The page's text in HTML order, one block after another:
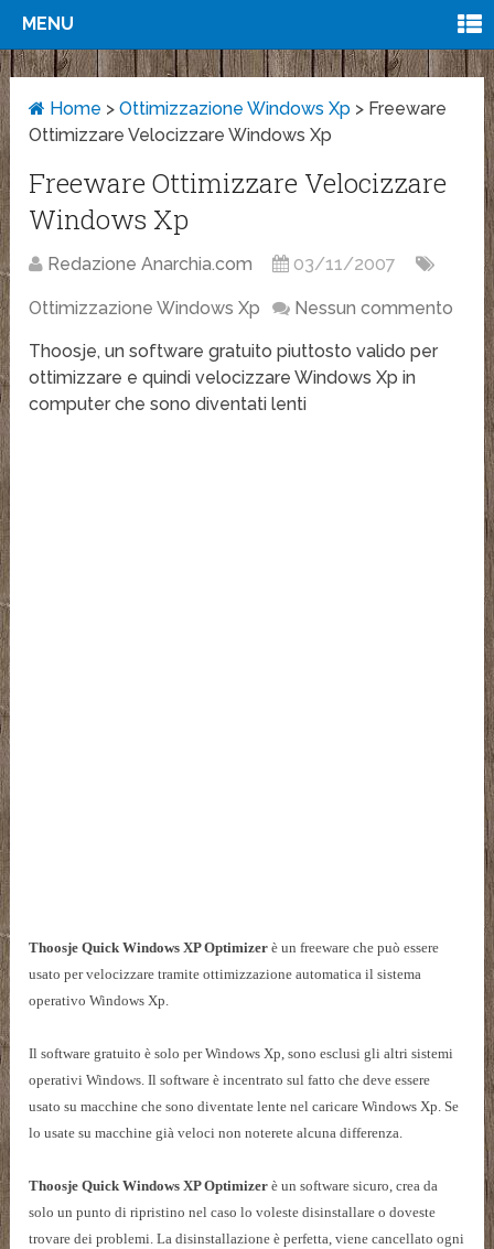
MENU
Home >Ottimizzazione Windows Xp > Freeware
Ottimizzare Velocizzare Windows Xp
Freeware Ottimizzare Velocizzare
Windows Xp
Redazione Anarchia.com 03/11/2007
Ottimizzazione Windows Xp Nessun commento
Thoosje, un software gratuito piuttosto valido per
ottimizzare e quindi velocizzare Windows Xp in
computer che sono diventati lenti
Thoosje Quick Windows XP Optimizer è un freeware che può essere
usato per velocizzare tramite ottimizzazione automatica il sistema
operativo Windows Xp.
Il software gratuito è solo per Windows Xp, sono esclusi gli altri sistemi
operativi Windows. Il software è incentrato sul fatto che deve essere
usato su macchine che sono diventate lente nel caricare Windows Xp. Se
lo usate su macchine già veloci non noterete alcuna differenza.
Thoosje Quick Windows XP Optimizer è un software sicuro, crea da
solo un punto di ripristino nel caso lo voleste disinstallare o doveste
trovare dei problemi. La disinstallazione è perfetta, viene cancellato ogni